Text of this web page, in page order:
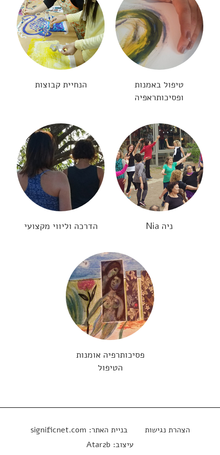
טיפול באמנות
ופסיכותראפיה
הנחיית קבוצות
ניה Nia הדרכה וליווי מקצועי
פסיכותרפיה אומנות
הטיפול
הצהרת נגישות בניית האתר: significnet.com
עיצוב: Atar2b